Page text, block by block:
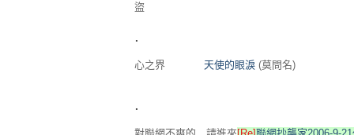
盜
.
心之界 天使的眼淚 (莫問名)
.